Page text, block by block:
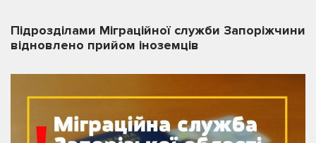
Підрозділами Міграційної служби Запоріжчини
відновлено прийом іноземців